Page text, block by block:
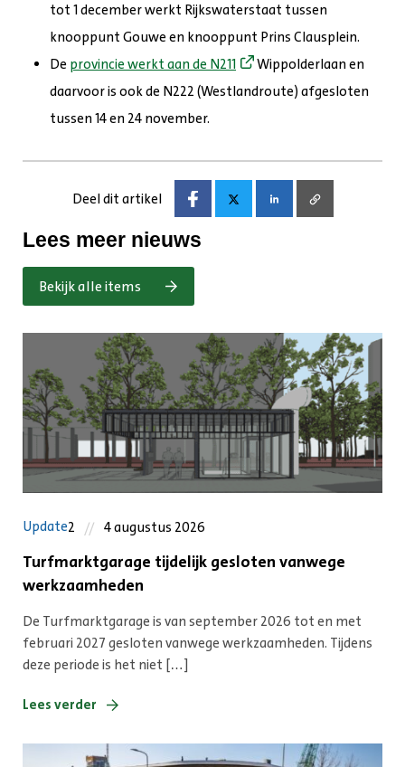
tot 1 december werkt Rijkswaterstaat tussen
knooppunt Gouwe en knooppunt Prins Clausplein.
De provincie werkt aan de N211
Wippolderlaan en
daarvoor is ook de N222 (Westlandroute) afgesloten
tussen 14 en 24 november.
Deel dit artikel
Lees meer nieuws
Bekijk alle items
Update2 4 augustus 2026
Turfmarktgarage tijdelijk gesloten vanwege
werkzaamheden
De Turfmarktgarage is van september 2026 tot en met
februari 2027 gesloten vanwege werkzaamheden. Tijdens
deze periode is het niet […]
Lees verder